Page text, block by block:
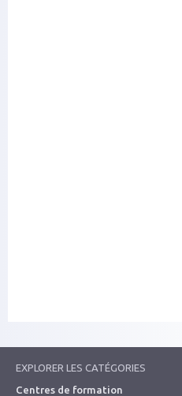
EXPLORER LES CATÉGORIES
Centres de formation